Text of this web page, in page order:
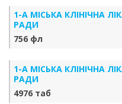
1-А МІСЬКА КЛІНІЧНА
РАДИ
756 фл
1-А МІСЬКА КЛІНІЧНА
РАДИ
4976 таб